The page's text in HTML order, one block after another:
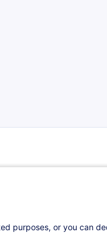
purposes, or you can